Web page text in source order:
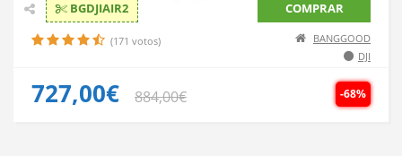
BGDJIAIR2 COMPRAR
(171 votos)
BANGGOOD
DJI
-68%
727,00€ 884,00€